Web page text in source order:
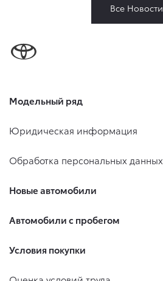
Все Новости
Модельный ряд
Юридическая информация
Обработка персональных данных
Новые автомобили
Автомобили с пробегом
Условия покупки